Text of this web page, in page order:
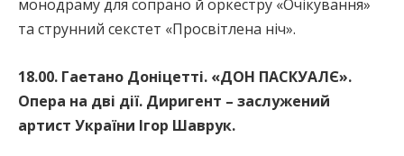
монодраму для сопрано й оркестру «Очікування»
та струнний секстет «Просвітлена ніч».
18.00. Гаетано Доніцетті. «ДОН ПАСКУАЛЄ».
Опера на дві дії. Диригент – заслужений
артист України Ігор Шаврук.